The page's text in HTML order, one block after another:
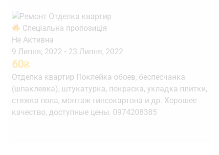
Спеціальна пропозиція
Не Активна
9 Липня, 2022 • 23 Липня, 2022
60₴
Отделка квартир Поклейка обоев, беспесчанка
(шпаклевка), штукатурка, покраска, укладка плитки,
стяжка пола, монтаж гипсокартона и др. Хорошее
качество, доступные цены. 0974208385